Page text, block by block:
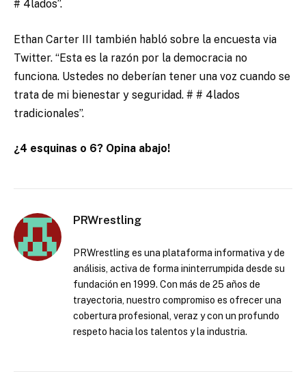
# 4lados”.
Ethan Carter III también habló sobre la encuesta via
Twitter. “Esta es la razón por la democracia no
funciona. Ustedes no deberían tener una voz cuando se
trata de mi bienestar y seguridad. # # 4lados
tradicionales”.
¿4 esquinas o 6? Opina abajo!
PRWrestling
PRWrestling es una plataforma informativa y de
análisis, activa de forma ininterrumpida desde su
fundación en 1999. Con más de 25 años de
trayectoria, nuestro compromiso es ofrecer una
cobertura profesional, veraz y con un profundo
respeto hacia los talentos y la industria.